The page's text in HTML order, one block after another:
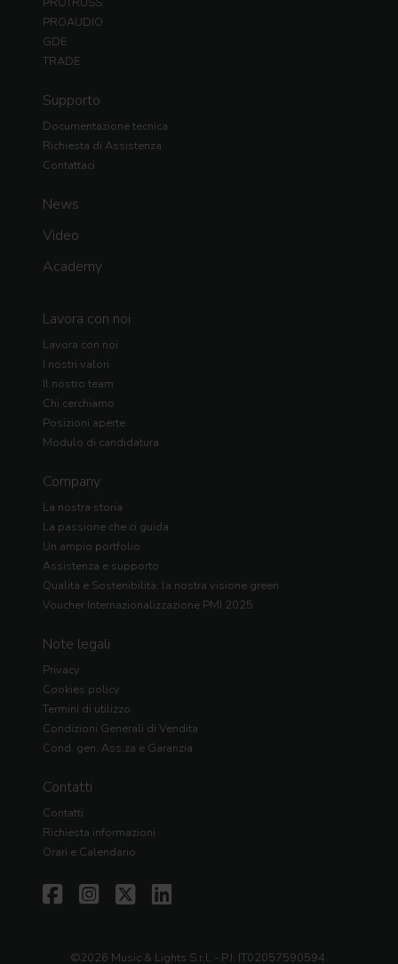
PROAUDIO
GDE
TRADE
Supporto
Documentazione tecnica
Richiesta di Assistenza
Contattaci
News
Video
Academy
Lavora con noi
Lavora con noi
I nostri valori
Il nostro team
Chi cerchiamo
Posizioni aperte
Modulo di candidatura
Company
La nostra storia
La passione che ci guida
Un ampio portfolio
Assistenza e supporto
Qualità e Sostenibilità: la nostra visione green
Voucher Internazionalizzazione PMI 2025
Note legali
Privacy
Cookies policy
Termini di utilizzo
Condizioni Generali di Vendita
Cond. gen. Ass.za e Garanzia
Contatti
Contatti
Richiesta informazioni
Orari e Calendario
©2026 Music & Lights S.r.l. - P.I. IT02057590594